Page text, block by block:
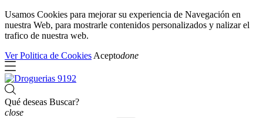
Usamos Cookies para mejorar su experiencia de Navegación en
nuestra Web, para mostrarle contenidos personalizados y nalizar el
trafico de nuestra web.
Ver Politica de Cookies Aceptodone
Qué deseas Buscar?
close